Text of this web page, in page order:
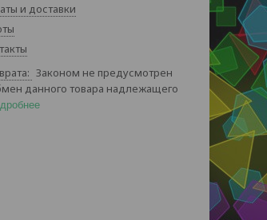
и доставки
Законом не предусмотрен
данного товара надлежащего